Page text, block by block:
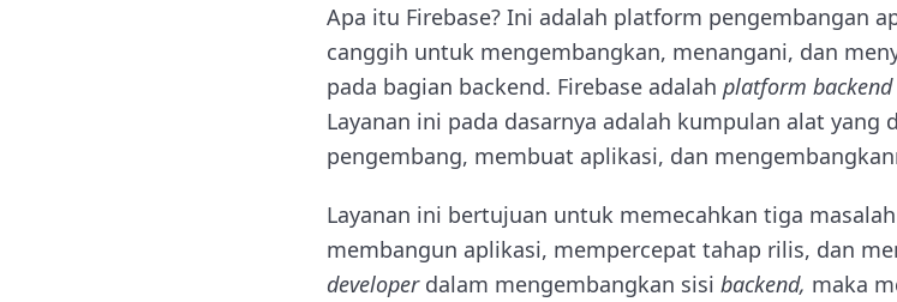
Apa itu Firebase? Ini adalah platform pengembangan
canggih untuk mengembangkan, menangani, dan
pada bagian backend. Firebase adalah platform backend
Layanan ini pada dasarnya adalah kumpulan alat yang
pengembang, membuat aplikasi, dan
Layanan ini bertujuan untuk memecahkan tiga
membangun aplikasi, mempercepat tahap rilis, dan
developer dalam mengembangkan sisi backend, maka